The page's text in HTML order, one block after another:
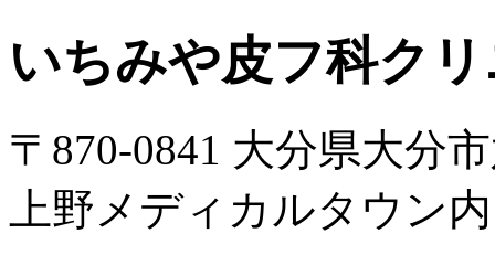
いちみや皮フ科ク
〒870-0841 大分県大分
上野メディカルタウン内